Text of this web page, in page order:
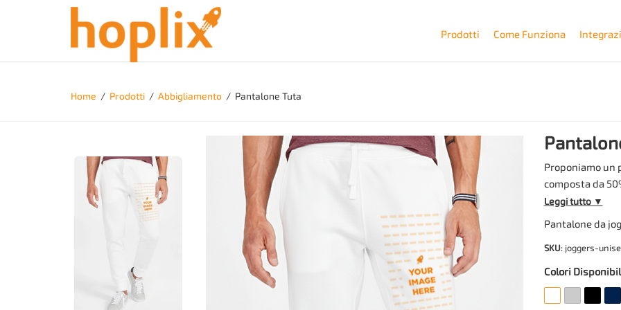
Prodotti Come Funziona
Home / Prodotti / Abbigliamento / Pantalone Tuta
Proponiamo un
composta da
g: una struttura
alla forma. Il
tasche laterali
cintura con
taglie dalla S
posteriore (retro).
Leggi tutto ▼
Pantalone da
SKU: joggers-
Colori